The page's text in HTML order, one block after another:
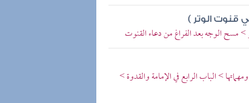
قنوت الوتر )
مسح الوجه بعد الفراغ من دعاء القنوت
> الباب الرابع في الإمامة والقدوة >